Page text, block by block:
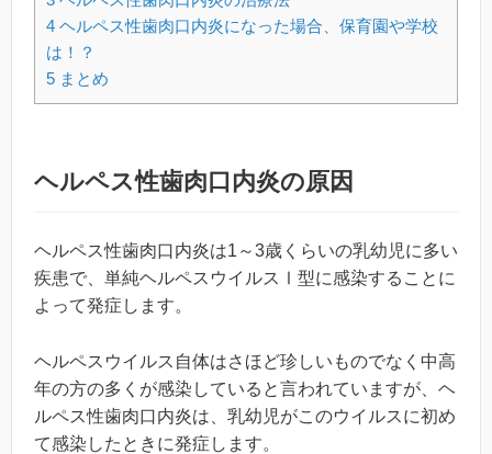
4 ヘルペス性歯肉口内炎になった場合、保育園や学校
は！？
5 まとめ
ヘルペス性歯肉口内炎の原因
ヘルペス性歯肉口内炎は1～3歳くらいの乳幼児に多い
疾患で、単純ヘルペスウイルスⅠ型に感染することに
よって発症します。
ヘルペスウイルス自体はさほど珍しいものでなく中高
年の方の多くが感染していると言われていますが、ヘ
ルペス性歯肉口内炎は、乳幼児がこのウイルスに初め
て感染したときに発症します。